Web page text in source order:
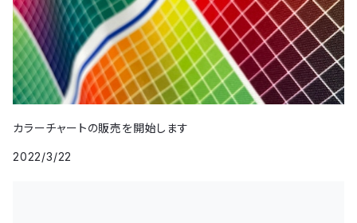
カラーチャートの販売を開始します
2022/3/22